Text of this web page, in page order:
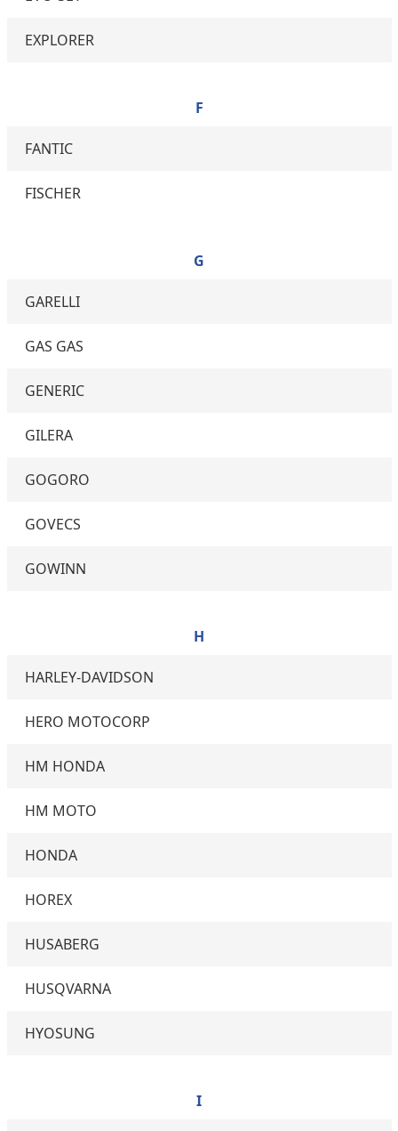
EXPLORER
F
FANTIC
FISCHER
G
GARELLI
GAS GAS
GENERIC
GILERA
GOGORO
GOVECS
GOWINN
H
HARLEY-DAVIDSON
HERO MOTOCORP
HM HONDA
HM MOTO
HONDA
HOREX
HUSABERG
HUSQVARNA
HYOSUNG
I